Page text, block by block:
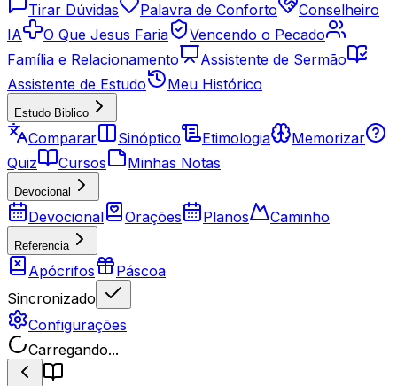
Tirar Dúvidas Palavra de Conforto
Conselheiro
IA
O Que Jesus Faria
Vencendo o Pecado
Família e Relacionamento
Assistente de Sermão
Assistente de Estudo
Meu Histórico
Estudo Biblico
Comparar Sinóptico Etimologia
Memorizar
Quiz
Cursos Minhas Notas
Devocional
Devocional Orações Planos Caminho
Referencia
Apócrifos
Páscoa
Sincronizado
Configurações
Carregando...